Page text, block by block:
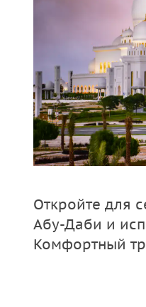
Откройте для
Абу-Даби и
Комфортный